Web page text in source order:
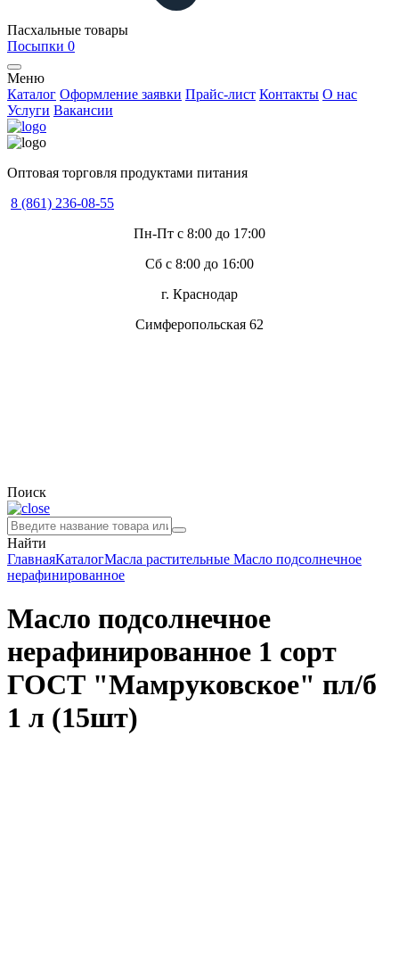
Пасхальные товары
Посыпки 0
Меню
Каталог Оформление заявки Прайс-лист Контакты О нас
Услуги Вакансии
Оптовая торговля продуктами питания
8 (861) 236-08-55
Пн-Пт с 8:00 до 17:00
Сб с 8:00 до 16:00
г. Краснодар
Симферопольская 62
Поиск
Найти
ГлавнаяКаталогМасла растительные Масло подсолнечное
нерафинированное
Масло подсолнечное
нерафинированное 1 сорт
ГОСТ "Мамруковское" пл/б
1 л (15шт)